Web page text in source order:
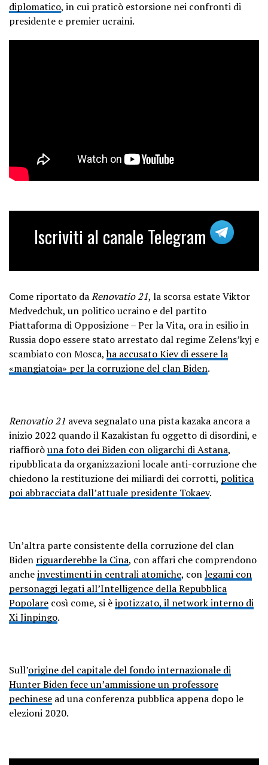
diplomatico, in cui praticò estorsione nei confronti di
presidente e premier ucraini.
Iscriviti al canale Telegram
Come riportato daRenovatio 21, la scorsa estate Viktor
Medvedchuk, un politico ucraino e del partito
Piattaforma di Opposizione – Per la Vita, ora in esilio in
Russia dopo essere stato arrestato dal regime Zelens’kyj e
scambiato con Mosca,ha accusato Kiev di essere la
«mangiatoia» per la corruzione del clan Biden.
Renovatio 21 aveva segnalato una pista kazaka ancora a
inizio 2022 quando il Kazakistan fu oggetto di disordini, e
riaffioròuna foto dei Biden con oligarchi di Astana,
ripubblicata da organizzazioni locale anti-corruzione che
chiedono la restituzione dei miliardi dei corrotti, politica
poi abbracciata dall’attuale presidente Tokaev.
Un’altra parte consistente della corruzione del clan
Biden riguarderebbe la Cina, con affari che comprendono
ancheinvestimenti in centrali atomiche, conlegami con
personaggi legati all’Intelligence della Repubblica
Popolare così come, si èipotizzato, il network interno di
Xi Jinpingo.
Sull’origine del capitale del fondo internazionale di
Hunter Biden fece un’ammissione un professore
pechinese ad una conferenza pubblica appena dopo le
elezioni 2020.